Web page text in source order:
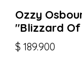
Ozzy
"Blizzard
$ 189.900